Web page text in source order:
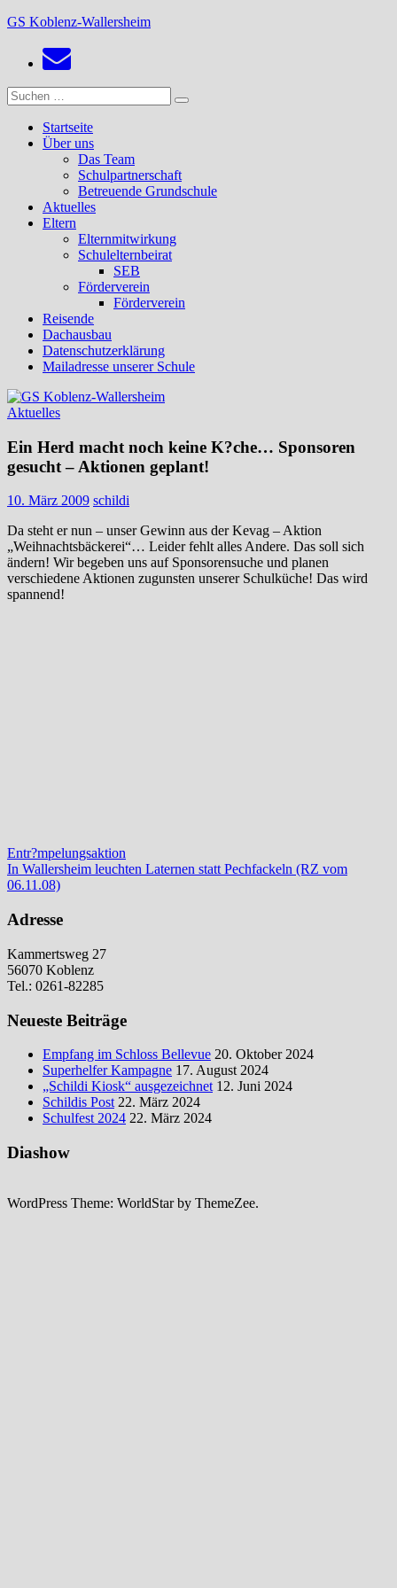
Zum
springen
GS Koblenz-Wallersheim
Suchen
nach:
Suchen
Startseite
Über uns
Das Team
Schulpartnerschaft
Betreuende Grundschule
Aktuelles
Eltern
Elternmitwirkung
Schulelternbeirat
SEB
Förderverein
Förderverein
Reisende
Dachausbau
Datenschutzerklärung
Mailadresse unserer Schule
Aktuelles
Ein Herd macht noch keine K?che… Sponsoren
gesucht – Aktionen geplant!
10. März 2009 schildi
Da steht er nun – unser Gewinn aus der Kevag – Aktion
„Weihnachtsbäckerei“… Leider fehlt alles Andere. Das soll sich
ändern! Wir begeben uns auf Sponsorensuche und planen
verschiedene Aktionen zugunsten unserer Schulküche! Das wird
spannend!
Beitragsnavigation
Vorheriger
Beitrag:
Entr?mpelungsaktion
Nächster
Beitrag:
In Wallersheim leuchten Laternen statt Pechfackeln (RZ vom
06.11.08)
Adresse
Kammertsweg 27
56070 Koblenz
Tel.: 0261-82285
Neueste Beiträge
Empfang im Schloss Bellevue 20. Oktober 2024
Superhelfer Kampagne 17. August 2024
„Schildi Kiosk“ ausgezeichnet 12. Juni 2024
Schildis Post 22. März 2024
Schulfest 2024 22. März 2024
Diashow
WordPress Theme: WorldStar by ThemeZee.